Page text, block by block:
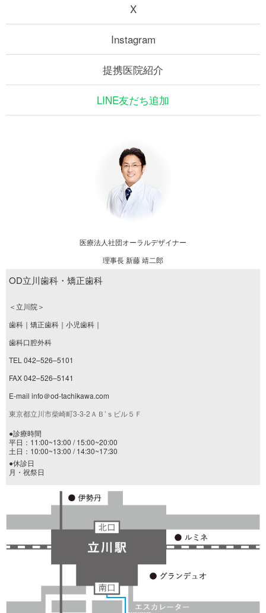
X
Instagram
提携医院紹介
LINE友だち追加
医療法人社団オーラルデザイナー
理事長 新藤 靖二郎
OD立川歯科・矯正歯科
＜立川院＞
歯科｜矯正歯科｜小児歯科｜
歯科口腔外科
TEL 042–526–5101
FAX 042–526–5141
E-mail info＠od-tachikawa.com
東京都立川市柴崎町3-3-2ＡＢ’ｓビル５Ｆ
●診療時間
平日：11:00~13:00 / 15:00~20:00
土日：10:00~13:00 / 14:30~17:30
●休診日
月・祝祭日